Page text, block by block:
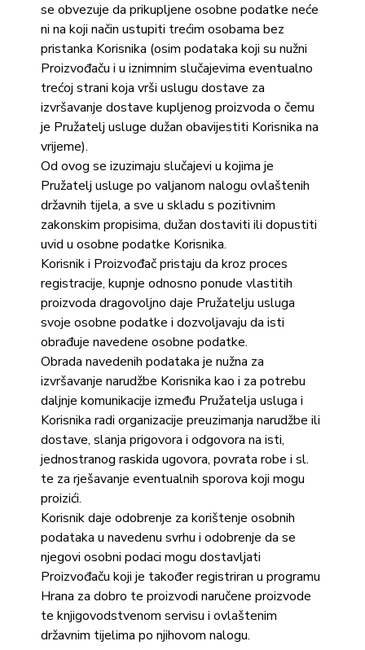
se obvezuje da prikupljene osobne podatke neće
ni na koji način ustupiti trećim osobama bez
pristanka Korisnika (osim podataka koji su nužni
Proizvođaču i u iznimnim slučajevima eventualno
trećoj strani koja vrši uslugu dostave za
izvršavanje dostave kupljenog proizvoda o čemu
je Pružatelj usluge dužan obavijestiti Korisnika na
vrijeme).
Od ovog se izuzimaju slučajevi u kojima je
Pružatelj usluge po valjanom nalogu ovlaštenih
državnih tijela, a sve u skladu s pozitivnim
zakonskim propisima, dužan dostaviti ili dopustiti
uvid u osobne podatke Korisnika.
Korisnik i Proizvođač pristaju da kroz proces
registracije, kupnje odnosno ponude vlastitih
proizvoda dragovoljno daje Pružatelju usluga
svoje osobne podatke i dozvoljavaju da isti
obrađuje navedene osobne podatke.
Obrada navedenih podataka je nužna za
izvršavanje narudžbe Korisnika kao i za potrebu
daljnje komunikacije između Pružatelja usluga i
Korisnika radi organizacije preuzimanja narudžbe ili
dostave, slanja prigovora i odgovora na isti,
jednostranog raskida ugovora, povrata robe i sl.
te za rješavanje eventualnih sporova koji mogu
proizići.
Korisnik daje odobrenje za korištenje osobnih
podataka u navedenu svrhu i odobrenje da se
njegovi osobni podaci mogu dostavljati
Proizvođaču koji je također registriran u programu
Hrana za dobro te proizvodi naručene proizvode
te knjigovodstvenom servisu i ovlaštenim
državnim tijelima po njihovom nalogu.